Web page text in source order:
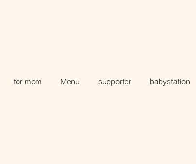
for mom Menu supporter babystation